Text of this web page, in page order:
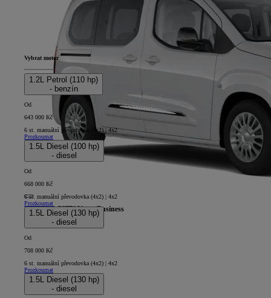
PROACE CITY Verso Business
Vybrat motor
1.2L Petrol (110 hp)
- benzín
Od
643 000 Kč
6 st. manuální převodovka (4x2) | 4x2
Prozkoumat
1.5L Diesel (100 hp)
- diesel
Od
668 000 Kč
6 st. manuální převodovka (4x2) | 4x2
Prozkoumat
1.5L Diesel (130 hp)
- diesel
Od
708 000 Kč
6 st. manuální převodovka (4x2) | 4x2
Prozkoumat
1.5L Diesel (130 hp)
- diesel